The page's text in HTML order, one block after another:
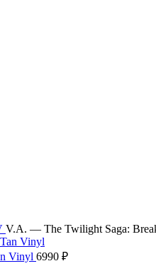
V.A. — The Twilight Saga:
Vinyl 6990 ₽